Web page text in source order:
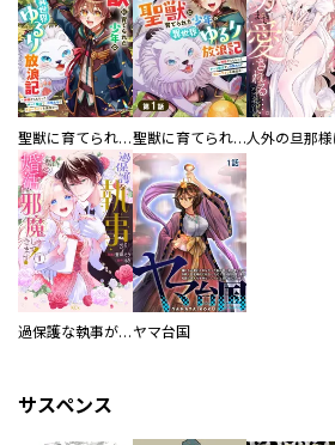
聖獣に育てられた少年の異世界ゆるり放浪記～神様からもらったチート魔法で、仲間たちとスローライフを満喫中～ 聖獣に育てられた少年の異世界ゆるり放浪記～神様からもらったチート魔法で、仲間たちとスローライフを満喫中～【分冊版】
過保護な執事が私の婚活を邪魔してきます！ ヤマ台国
サスペンス